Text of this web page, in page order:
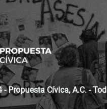
Propuesta Cívica, A.C. -